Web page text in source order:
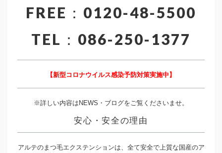
FREE：0120-48-5500
TEL：086-250-1377
【新型コロナウイルス感染予防対策実施中】
※詳しい内容はNEWS・ブログをご覧くださいませ。
安心・安全の理由
アルテのまつ毛エクステンションは、全て安全で上質な国産のア